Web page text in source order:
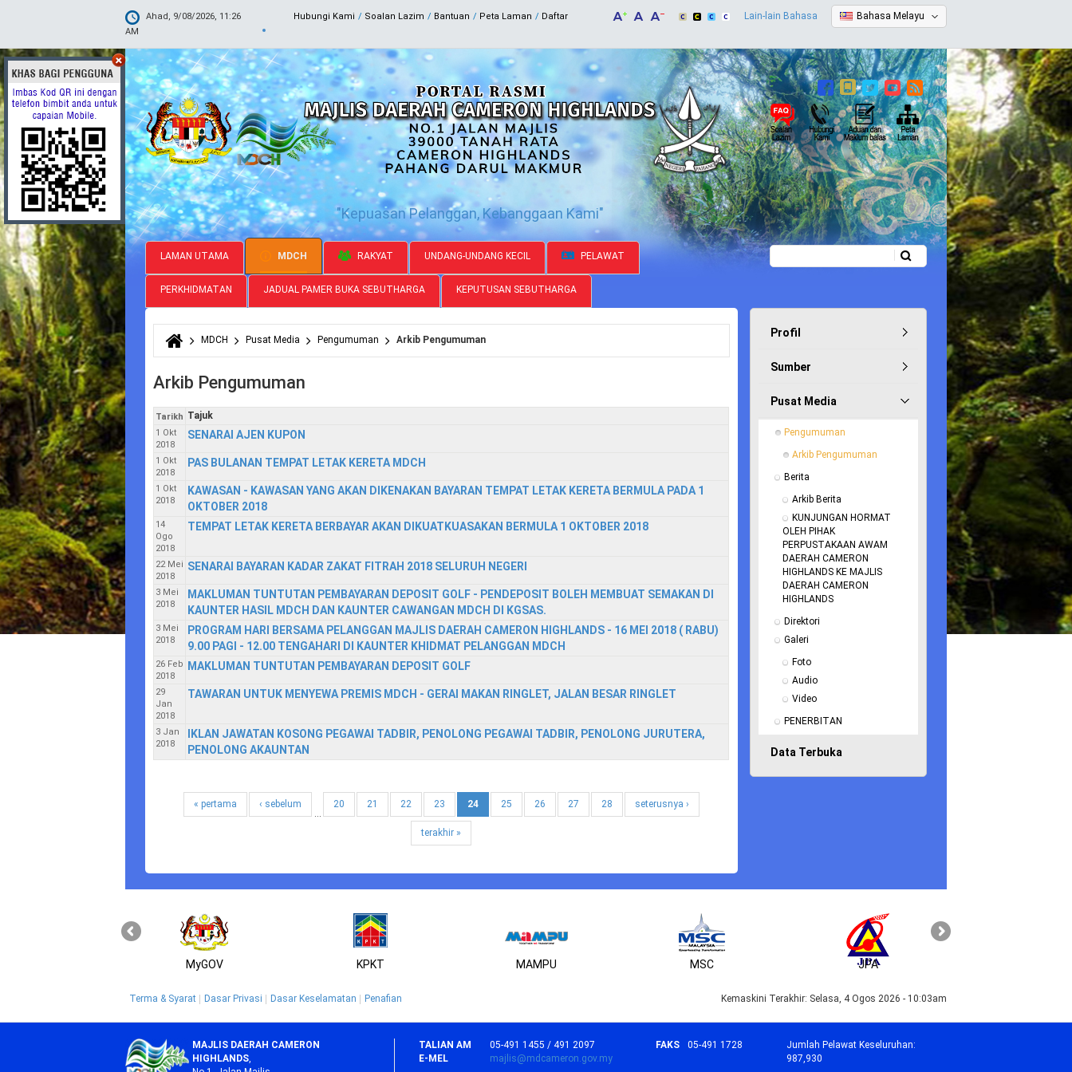
Ahad, 9/08/2026, 11:26
AM
Hubungi Kami Soalan Lazim Bantuan Peta Laman Daftar Bahasa Melayu
Lain-lain Bahasa
"Kepuasan Pelanggan, Kebanggaan Kami"
LAMAN UTAMA MDCH RAKYAT UNDANG-UNDANG KECIL PELAWAT
PERKHIDMATAN JADUAL PAMER BUKA SEBUTHARGA KEPUTUSAN SEBUTHARGA
Borang carian
Anda di sini
MDCH Pusat Media Pengumuman Arkib Pengumuman
Arkib Pengumuman
Tarikh Tajuk
1 Okt
2018
SENARAI AJEN KUPON
1 Okt
2018
PAS BULANAN TEMPAT LETAK KERETA MDCH
1 Okt
2018
KAWASAN - KAWASAN YANG AKAN DIKENAKAN BAYARAN TEMPAT LETAK KERETA BERMULA PADA 1
OKTOBER 2018
14
Ogo
2018
TEMPAT LETAK KERETA BERBAYAR AKAN DIKUATKUASAKAN BERMULA 1 OKTOBER 2018
22 Mei
2018
SENARAI BAYARAN KADAR ZAKAT FITRAH 2018 SELURUH NEGERI
3 Mei
2018
MAKLUMAN TUNTUTAN PEMBAYARAN DEPOSIT GOLF - PENDEPOSIT BOLEH MEMBUAT SEMAKAN DI
KAUNTER HASIL MDCH DAN KAUNTER CAWANGAN MDCH DI KGSAS.
3 Mei
2018
PROGRAM HARI BERSAMA PELANGGAN MAJLIS DAERAH CAMERON HIGHLANDS - 16 MEI 2018 ( RABU)
9.00 PAGI - 12.00 TENGAHARI DI KAUNTER KHIDMAT PELANGGAN MDCH
26 Feb
2018
MAKLUMAN TUNTUTAN PEMBAYARAN DEPOSIT GOLF
29
Jan
2018
TAWARAN UNTUK MENYEWA PREMIS MDCH - GERAI MAKAN RINGLET, JALAN BESAR RINGLET
3 Jan
2018
IKLAN JAWATAN KOSONG PEGAWAI TADBIR, PENOLONG PEGAWAI TADBIR, PENOLONG JURUTERA,
PENOLONG AKAUNTAN
« pertama
‹ sebelum
…
20 21 22 23 24 25 26 27 28 seterusnya ›
terakhir »
Profil
Sumber
Pusat Media
Pengumuman
Arkib Pengumuman
Berita
Arkib Berita
KUNJUNGAN HORMAT
OLEH PIHAK
PERPUSTAKAAN AWAM
DAERAH CAMERON
HIGHLANDS KE MAJLIS
DAERAH CAMERON
HIGHLANDS
Direktori
Galeri
Foto
Audio
Video
PENERBITAN
Data Terbuka
MyGOV KPKT MAMPU MSC JPA
Terma & Syarat Dasar Privasi Dasar Keselamatan Penafian Kemaskini Terakhir: Selasa, 4 Ogos 2026 - 10:03am
MAJLIS DAERAH CAMERON
HIGHLANDS,
TALIAN AM 05-491 1455 / 491 2097 FAKS
05-491 1728
E-MEL
majlis@mdcameron.gov.my
Jumlah Pelawat Keseluruhan:
987,930